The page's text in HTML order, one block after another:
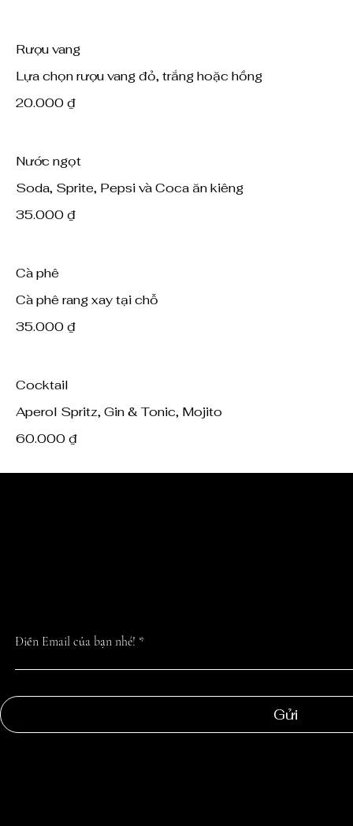
Rượu vang
Lựa chọn rượu vang đỏ, trắng hoặc hồng
20.000 ₫
Nước ngọt
Soda, Sprite, Pepsi và Coca ăn kiêng
35.000 ₫
Cà phê
Cà phê rang xay tại chỗ
35.000 ₫
Cocktail
Aperol Spritz, Gin & Tonic, Mojito
60.000 ₫
Điền Email của bạn nhé!
Gửi